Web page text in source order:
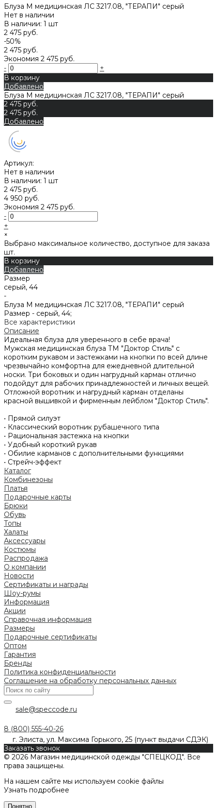
Блуза М медицинская ЛС 3217.08, "ТЕРАПИ" серый
Нет в наличии
В наличии: 1 шт
2 475 руб.
-50%
2 475 руб.
Экономия 2 475 руб.
-
+
В корзину
Добавлено
Блуза М медицинская ЛС 3217.08, "ТЕРАПИ" серый
2 475 руб.
2 475 руб.
Добавлено
Артикул:
Нет в наличии
В наличии: 1 шт
2 475 руб.
4 950 руб.
Экономия 2 475 руб.
-
+
×
Выбрано максимальное количество, доступное для заказа
шт.
В корзину
Добавлено
Размер
серый, 44
-
Блуза М медицинская ЛС 3217.08, "ТЕРАПИ" серый
Размер - серый, 44;
Все характеристики
Описание
Идеальная блуза для уверенного в себе врача!
Мужская медицинская блуза ТМ "Доктор Стиль" с
коротким рукавом и застежками на кнопки по всей длине
чрезвычайно комфортна для ежедневной длительной
носки. Три боковых и один нагрудный карман отлично
подойдут для рабочих принадлежностей и личных вещей.
Отложной воротник и нагрудный карман отделаны
красной вышивкой и фирменным лейблом "Доктор Стиль".
• Прямой силуэт
• Классический воротник рубашечного типа
• Рациональная застежка на кнопки
• Удобный короткий рукав
• Обилие карманов с дополнительными функциями
• Стрейч-эффект
Каталог
Комбинезоны
Платья
Подарочные карты
Брюки
Обувь
Топы
Халаты
Аксессуары
Костюмы
Распродажа
О компании
Новости
Сертификаты и награды
Шоу-румы
Информация
Акции
Справочная информация
Размеры
Подарочные сертификаты
Оптом
Гарантия
Бренды
Политика конфиденциальности
Соглашение на обработку персональных данных
sale@speccode.ru
8 (800) 555-40-26
г. Элиста, ул. Максима Горького, 25 (пункт выдачи СДЭК)
Заказать звонок
© 2026 Магазин медицинской одежды "СПЕЦКОД". Все
права защищены.
На нашем сайте мы используем cookie файлы
Узнать подробнее
Понятно